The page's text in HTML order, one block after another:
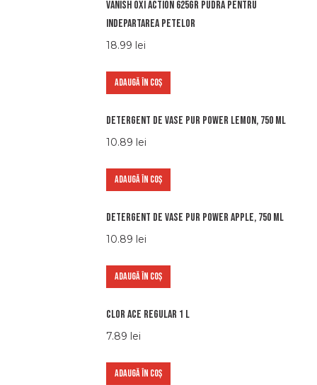
Vanish oxi action 625gr pudra pentru
indepartarea petelor
18.99 lei
ADAUGĂ ÎN COȘ
Detergent de vase Pur Power Lemon, 750 ml
10.89 lei
ADAUGĂ ÎN COȘ
Detergent de vase Pur Power Apple, 750 ml
10.89 lei
ADAUGĂ ÎN COȘ
Clor Ace Regular 1 L
7.89 lei
ADAUGĂ ÎN COȘ